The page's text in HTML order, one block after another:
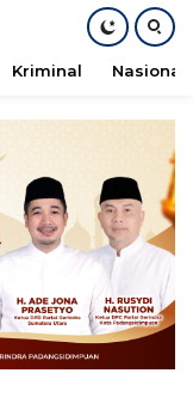
Kriminal Nasional